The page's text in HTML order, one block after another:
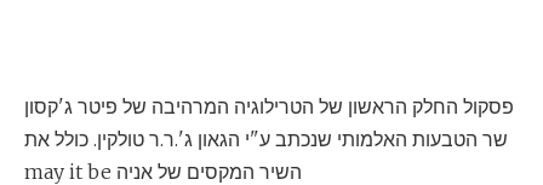
פסקול החלק הראשון של הטרילוגיה המרהיבה של פיטר ג'קסון
שר הטבעות האלמותי שנכתב ע"י הגאון ג'.ר.ר טולקין. כולל את
השיר המקסים של אניה may it be